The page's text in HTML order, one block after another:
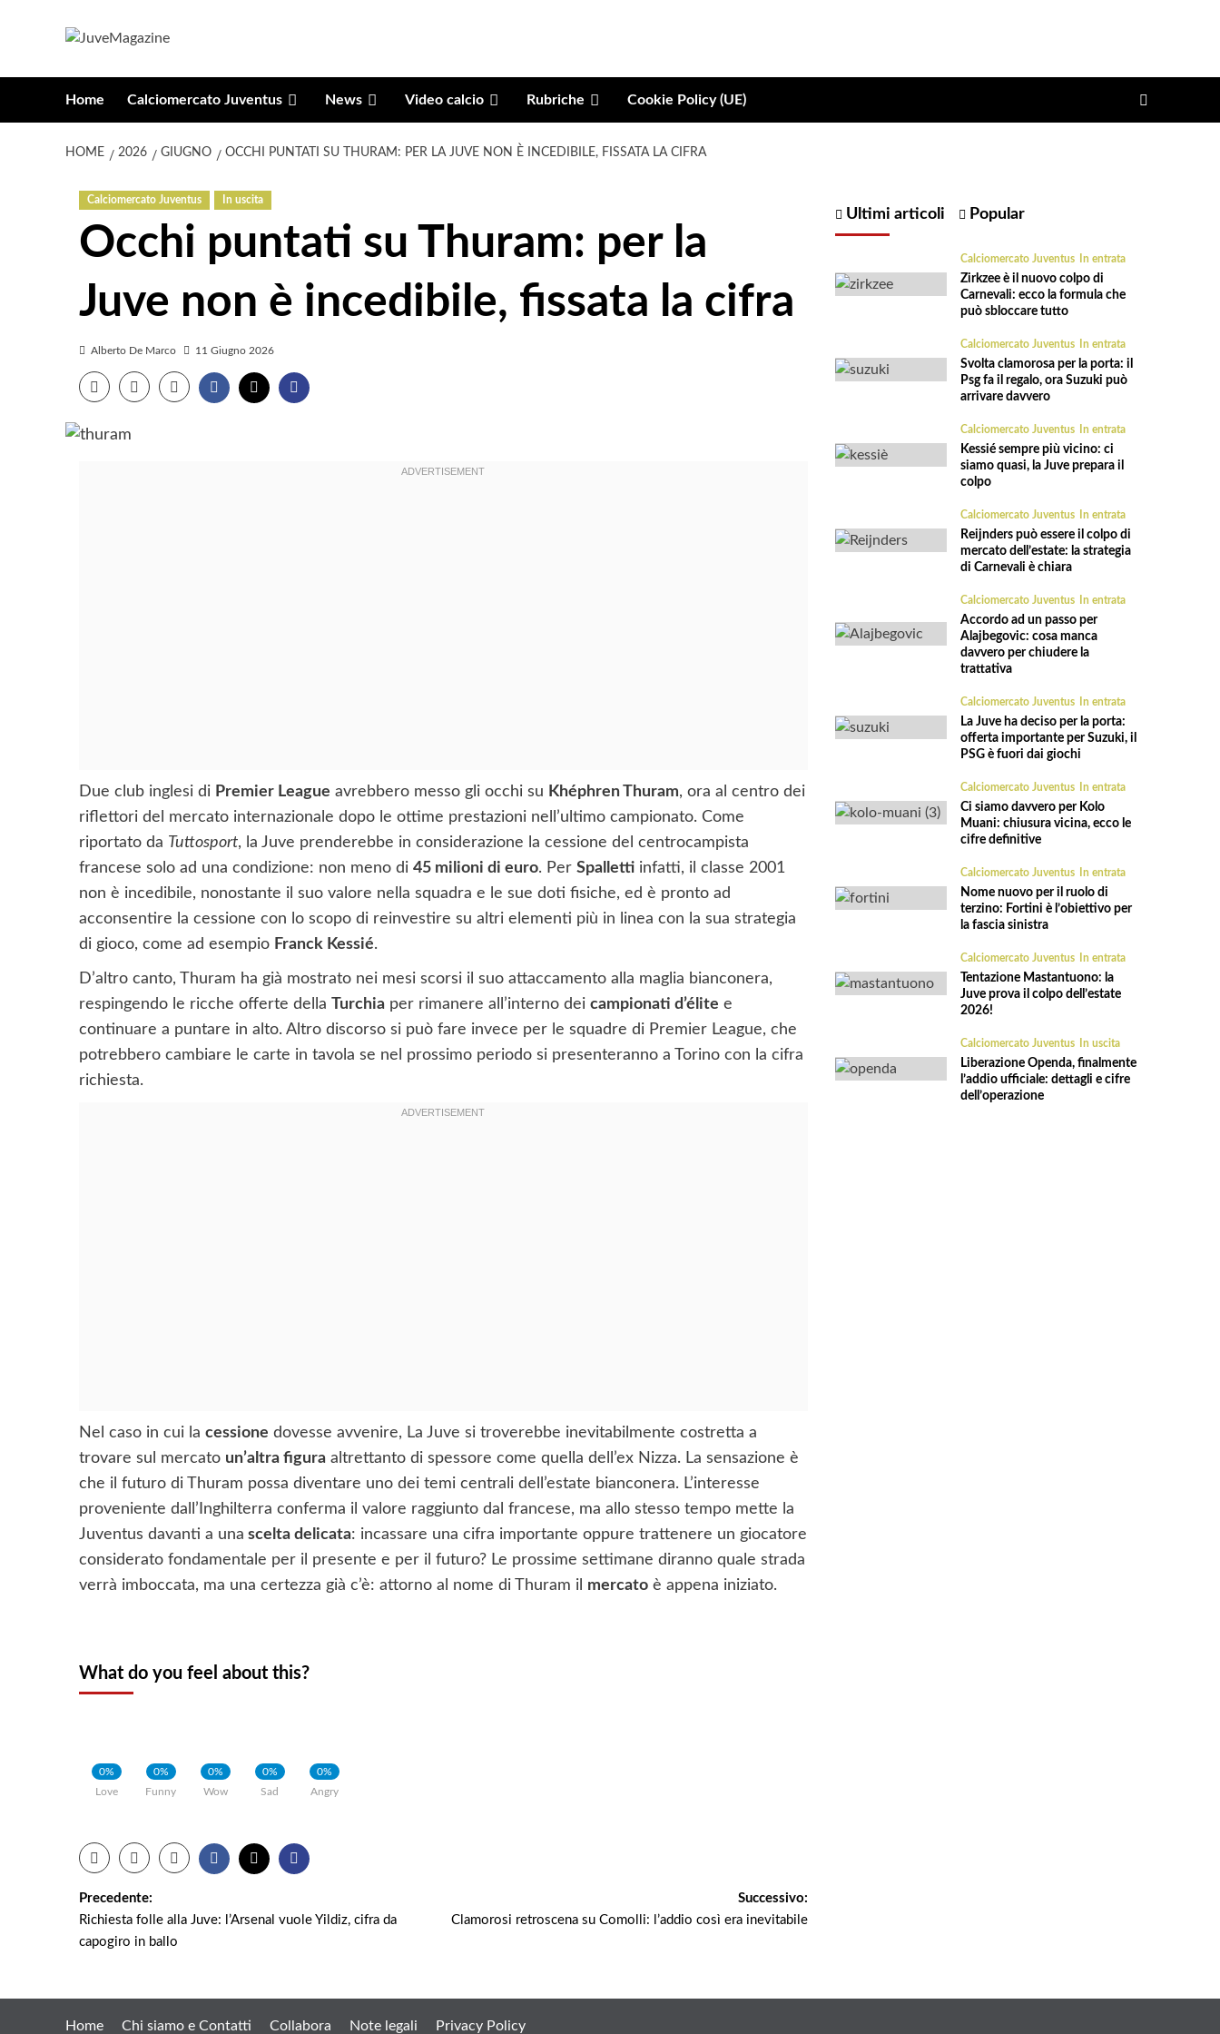
Home Calciomercato Juventus News Video calcio Rubriche Cookie Policy (UE)
HOME 2026 GIUGNO OCCHI PUNTATI SU THURAM: PER LA JUVE NON È INCEDIBILE, FISSATA LA CIFRA
Calciomercato Juventus In uscita
Occhi puntati su Thuram: per la
Juve non è incedibile, fissata la cifra
Alberto De Marco 11 Giugno 2026
Due club inglesi di Premier League avrebbero messo gli occhi su Khéphren Thuram, ora al centro dei
riflettori del mercato internazionale dopo le ottime prestazioni nell’ultimo campionato. Come
riportato da Tuttosport, la Juve prenderebbe in considerazione la cessione del centrocampista
francese solo ad una condizione: non meno di 45 milioni di euro. Per Spalletti infatti, il classe 2001
non è incedibile, nonostante il suo valore nella squadra e le sue doti fisiche, ed è pronto ad
acconsentire la cessione con lo scopo di reinvestire su altri elementi più in linea con la sua strategia
di gioco, come ad esempio Franck Kessié.
D’altro canto, Thuram ha già mostrato nei mesi scorsi il suo attaccamento alla maglia bianconera,
respingendo le ricche offerte della Turchia per rimanere all’interno dei campionati d’élite e
continuare a puntare in alto. Altro discorso si può fare invece per le squadre di Premier League, che
potrebbero cambiare le carte in tavola se nel prossimo periodo si presenteranno a Torino con la cifra
richiesta.
Nel caso in cui la cessione dovesse avvenire, La Juve si troverebbe inevitabilmente costretta a
trovare sul mercato un’altra figura altrettanto di spessore come quella dell’ex Nizza. La sensazione è
che il futuro di Thuram possa diventare uno dei temi centrali dell’estate bianconera. L’interesse
proveniente dall’Inghilterra conferma il valore raggiunto dal francese, ma allo stesso tempo mette la
Juventus davanti a una scelta delicata: incassare una cifra importante oppure trattenere un giocatore
considerato fondamentale per il presente e per il futuro? Le prossime settimane diranno quale strada
verrà imboccata, ma una certezza già c’è: attorno al nome di Thuram il mercato è appena iniziato.
What do you feel about this?
0%
Love
0%
Funny
0%
Wow
0%
Sad
0%
Angry
Navigazione
articolo
Precedente:
Richiesta folle alla Juve: l’Arsenal vuole Yildiz, cifra da
capogiro in ballo
Successivo:
Clamorosi retroscena su Comolli: l’addio così era inevitabile
Ultimi articoli Popular
Calciomercato Juventus In entrata
Zirkzee è il nuovo colpo di
Carnevali: ecco la formula che
può sbloccare tutto
Calciomercato Juventus In entrata
Svolta clamorosa per la porta: il
Psg fa il regalo, ora Suzuki può
arrivare davvero
Calciomercato Juventus In entrata
Kessié sempre più vicino: ci
siamo quasi, la Juve prepara il
colpo
Calciomercato Juventus In entrata
Reijnders può essere il colpo di
mercato dell’estate: la strategia
di Carnevali è chiara
Calciomercato Juventus In entrata
Accordo ad un passo per
Alajbegovic: cosa manca
davvero per chiudere la
trattativa
Calciomercato Juventus In entrata
La Juve ha deciso per la porta:
offerta importante per Suzuki, il
PSG è fuori dai giochi
Calciomercato Juventus In entrata
Ci siamo davvero per Kolo
Muani: chiusura vicina, ecco le
cifre definitive
Calciomercato Juventus In entrata
Nome nuovo per il ruolo di
terzino: Fortini è l’obiettivo per
la fascia sinistra
Calciomercato Juventus In entrata
Tentazione Mastantuono: la
Juve prova il colpo dell’estate
2026!
Calciomercato Juventus In uscita
Liberazione Openda, finalmente
l’addio ufficiale: dettagli e cifre
dell’operazione
Home Chi siamo e Contatti Collabora Note legali Privacy Policy